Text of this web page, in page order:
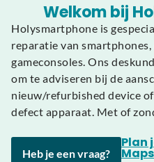
Welkom bij
Holysmartphone is
reparatie van
gameconsoles. Ons
om te adviseren bij de
nieuw/refurbished device
defect apparaat. Met of
Heb je een vraag?
Plan
Maps